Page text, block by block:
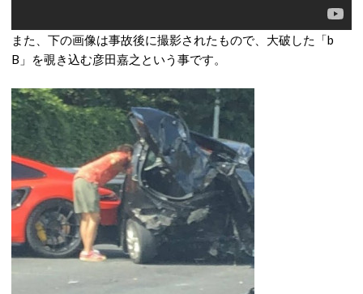
また、下の画像は事故後に撮影されたもので、大破した「b
B」を覗き込む彦田嘉之という事です。